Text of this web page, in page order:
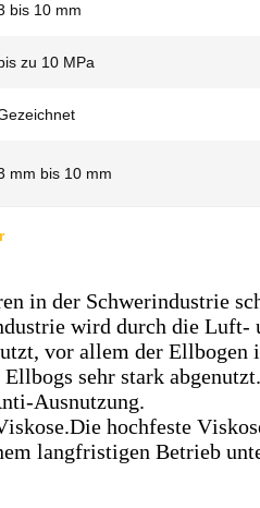
bis 10 mm
zu 10 MPa
mm bis 10 mm
in der Schwerindustrie
wird durch die Luft-
vor allem der Ellbogen
sehr stark
Ausnutzung.
hochfeste
langfristigen Betrieb